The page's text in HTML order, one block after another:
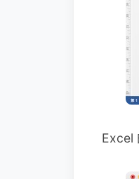
Excel